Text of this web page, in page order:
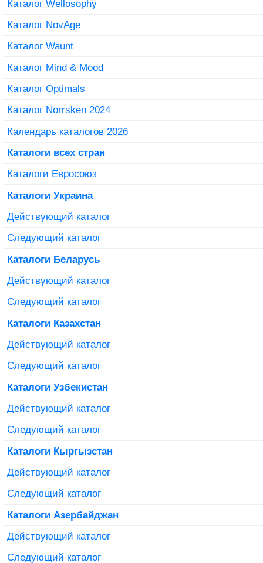
Каталог Wellosophy
Каталог NovAge
Каталог Waunt
Каталог Mind & Mood
Каталог Optimals
Каталог Norrsken 2024
Календарь каталогов 2026
Каталоги всех стран
Каталоги Евросоюз
Каталоги Украина
Действующий каталог
Следующий каталог
Каталоги Беларусь
Действующий каталог
Следующий каталог
Каталоги Казахстан
Действующий каталог
Следующий каталог
Каталоги Узбекистан
Действующий каталог
Следующий каталог
Каталоги Кыргызстан
Действующий каталог
Следующий каталог
Каталоги Азербайджан
Действующий каталог
Следующий каталог